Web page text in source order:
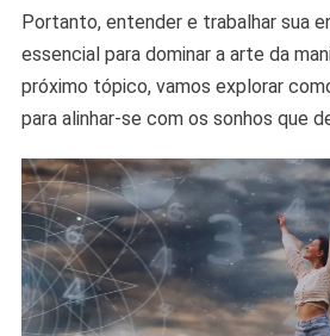
Portanto, entender e trabalhar sua
essencial para dominar a arte da
próximo tópico, vamos explorar
para alinhar-se com os sonhos que